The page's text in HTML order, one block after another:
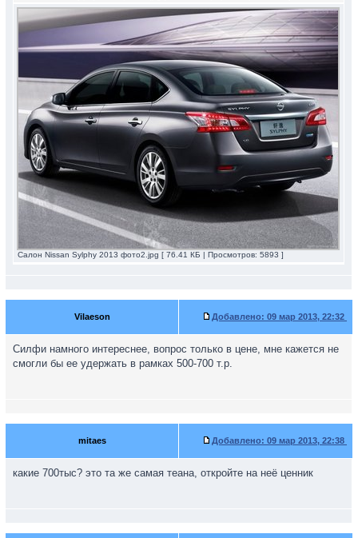
Салон Nissan Sylphy 2013 фото2.jpg [ 76.41 КБ | Просмотров: 5893 ]
Vilaeson Добавлено: 09 мар 2013, 22:32
Силфи намного интереснее, вопрос только в цене, мне кажется не
смогли бы ее удержать в рамках 500-700 т.р.
mitaes Добавлено: 09 мар 2013, 22:38
какие 700тыс? это та же самая теана, откройте на неё ценник